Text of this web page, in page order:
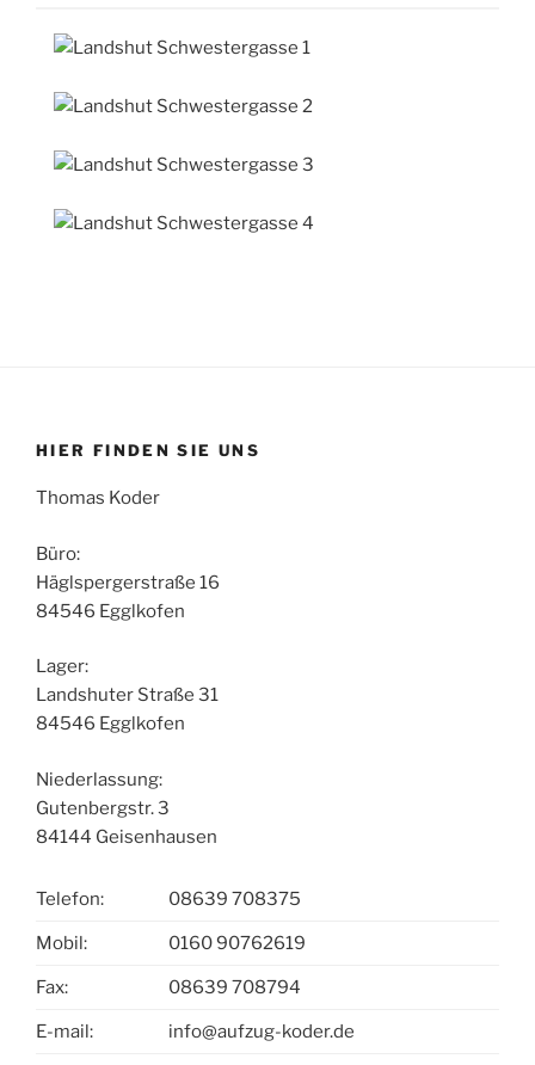
HIER FINDEN SIE UNS
Thomas Koder
Büro:
Häglspergerstraße 16
84546 Egglkofen
Lager:
Landshuter Straße 31
84546 Egglkofen
Niederlassung:
Gutenbergstr. 3
84144 Geisenhausen
Telefon: 08639 708375
Mobil: 0160 90762619
Fax: 08639 708794
E-mail: info@aufzug-koder.de